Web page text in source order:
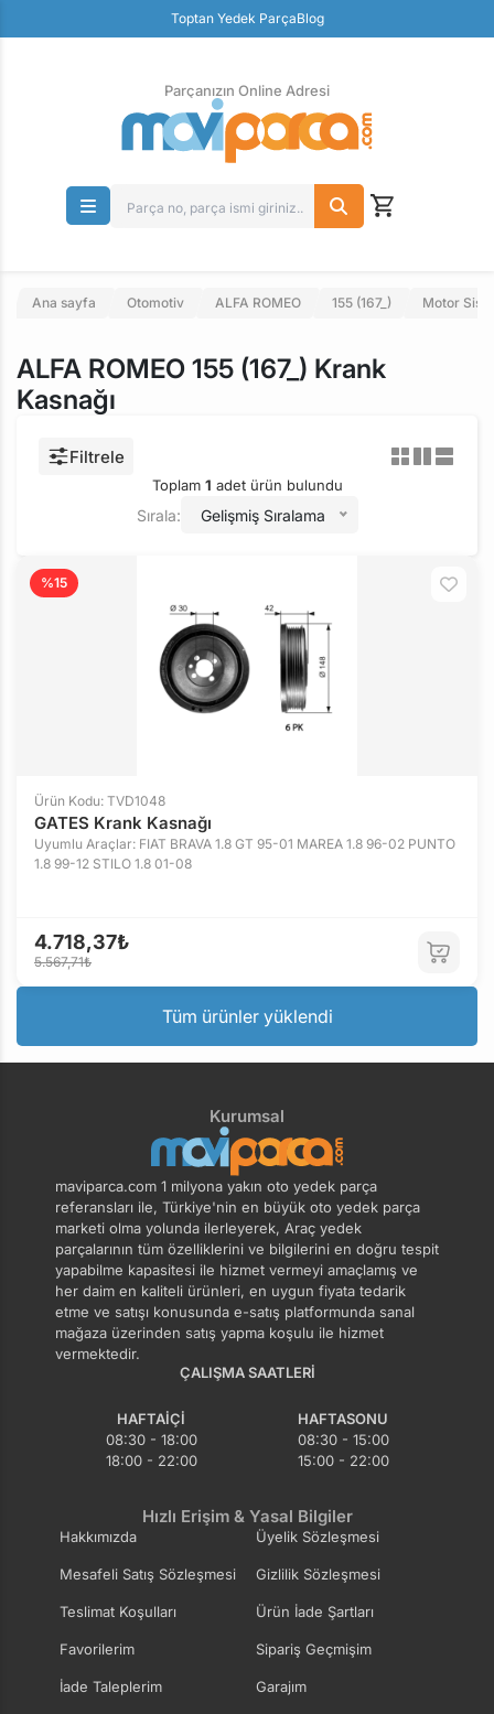
Toptan Yedek ParçaBlog
Parçanızın Online Adresi
Ana sayfa Otomotiv ALFA ROMEO 155 (167_) Motor
ALFA ROMEO 155 (167_) Krank
Kasnağı
Filtrele
Toplam 1 adet ürün bulundu
Sırala: Gelişmiş Sıralama
%15
Ürün Kodu: TVD1048
GATES Krank Kasnağı
Uyumlu Araçlar: FIAT BRAVA 1.8 GT 95-01 MAREA 1.8 96-02 PUNTO
1.8 99-12 STILO 1.8 01-08
4.718,37₺
5.567,71₺
Tüm ürünler yüklendi
Kurumsal
maviparca.com 1 milyona yakın oto yedek parça
referansları ile, Türkiye'nin en büyük oto yedek parça
marketi olma yolunda ilerleyerek, Araç yedek
parçalarının tüm özelliklerini ve bilgilerini en doğru tespit
yapabilme kapasitesi ile hizmet vermeyi amaçlamış ve
her daim en kaliteli ürünleri, en uygun fiyata tedarik
etme ve satışı konusunda e-satış platformunda sanal
mağaza üzerinden satış yapma koşulu ile hizmet
vermektedir.
ÇALIŞMA SAATLERI
HAFTAIÇI
08:30 - 18:00
18:00 - 22:00
HAFTASONU
08:30 - 15:00
15:00 - 22:00
Hızlı Erişim & Yasal Bilgiler
Hakkımızda Üyelik Sözleşmesi
Mesafeli Satış Sözleşmesi Gizlilik Sözleşmesi
Teslimat Koşulları Ürün İade Şartları
Favorilerim Sipariş Geçmişim
İade Taleplerim Garajım